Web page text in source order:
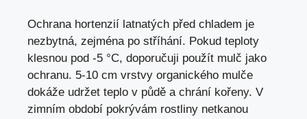
Ochrana hortenzií latnatých před chladem je
nezbytná, zejména po stříhání. Pokud teploty
klesnou pod -5 °C, doporučuji použít mulč jako
ochranu. 5-10 cm vrstvy organického mulče
dokáže udržet teplo v půdě a chrání kořeny. V
zimním období pokrývám rostliny netkanou